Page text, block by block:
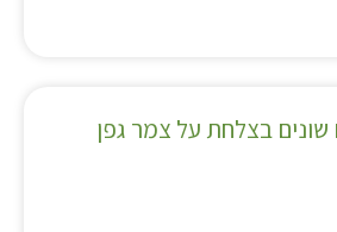
שונים בצלחת על צמר גפן